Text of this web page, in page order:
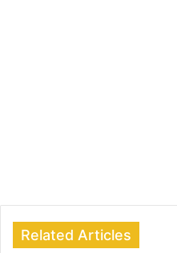
Related Articles